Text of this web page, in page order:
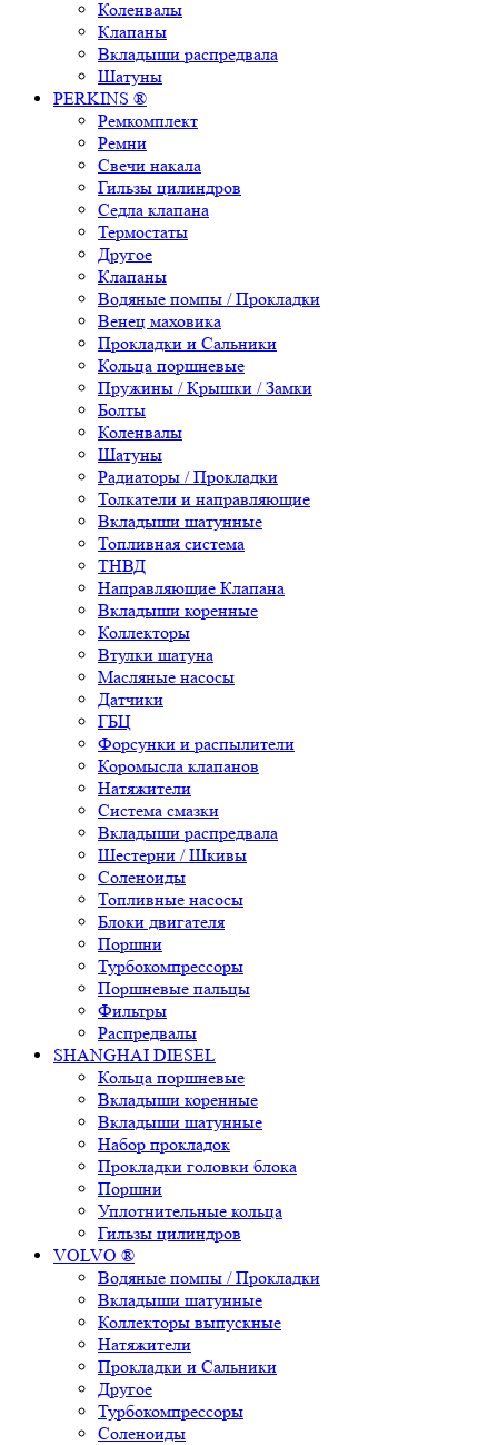
Коленвалы
Клапаны
Вкладыши распредвала
Шатуны
PERKINS ®
Ремкомплект
Ремни
Свечи накала
Гильзы цилиндров
Седла клапана
Термостаты
Другое
Клапаны
Водяные помпы / Прокладки
Венец маховика
Прокладки и Сальники
Кольца поршневые
Пружины / Крышки / Замки
Болты
Коленвалы
Шатуны
Радиаторы / Прокладки
Толкатели и направляющие
Вкладыши шатунные
Топливная система
ТНВД
Направляющие Клапана
Вкладыши коренные
Коллекторы
Втулки шатуна
Масляные насосы
Датчики
ГБЦ
Форсунки и распылители
Коромысла клапанов
Натяжители
Система смазки
Вкладыши распредвала
Шестерни / Шкивы
Соленоиды
Топливные насосы
Блоки двигателя
Поршни
Турбокомпрессоры
Поршневые пальцы
Фильтры
Распредвалы
SHANGHAI DIESEL
Кольца поршневые
Вкладыши коренные
Вкладыши шатунные
Набор прокладок
Прокладки головки блока
Поршни
Уплотнительные кольца
Гильзы цилиндров
VOLVO ®
Водяные помпы / Прокладки
Вкладыши шатунные
Коллекторы выпускные
Натяжители
Прокладки и Сальники
Другое
Турбокомпрессоры
Соленоиды